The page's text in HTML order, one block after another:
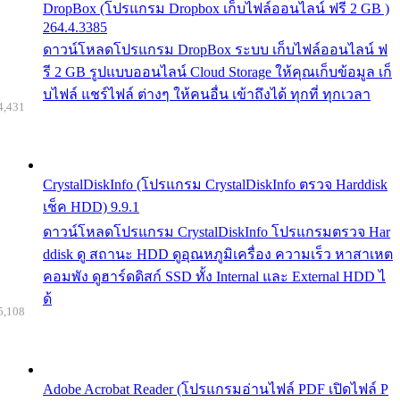
DropBox (โปรแกรม Dropbox เก็บไฟล์ออนไลน์ ฟรี 2 GB )
264.4.3385
ดาวน์โหลดโปรแกรม DropBox ระบบ เก็บไฟล์ออนไลน์ ฟ
รี 2 GB รูปแบบออนไลน์ Cloud Storage ให้คุณเก็บข้อมูล เก็
บไฟล์ แชร์ไฟล์ ต่างๆ ให้คนอื่น เข้าถึงได้ ทุกที่ ทุกเวลา
CrystalDiskInfo (โปรแกรม CrystalDiskInfo ตรวจ Harddisk
เช็ค HDD) 9.9.1
ดาวน์โหลดโปรแกรม CrystalDiskInfo โปรแกรมตรวจ Har
ddisk ดู สถานะ HDD ดูอุณหภูมิเครื่อง ความเร็ว หาสาเหต
คอมพัง ดูฮาร์ดดิสก์ SSD ทั้ง Internal และ External HDD ไ
ด้
Adobe Acrobat Reader (โปรแกรมอ่านไฟล์ PDF เปิดไฟล์ P